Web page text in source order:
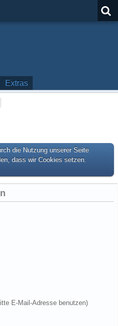
Extras
die Nutzung unserer Seite
dass wir Cookies setzen.
E-Mail-Adresse benutzen)